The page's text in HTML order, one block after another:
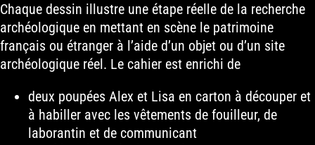
Chaque dessin illustre une étape réelle de la recherche
archéologique en mettant en scène le patrimoine
français ou étranger à l’aide d’un objet ou d’un site
archéologique réel. Le cahier est enrichi de
deux poupées Alex et Lisa en carton à découper et
à habiller avec les vêtements de fouilleur, de
laborantin et de communicant